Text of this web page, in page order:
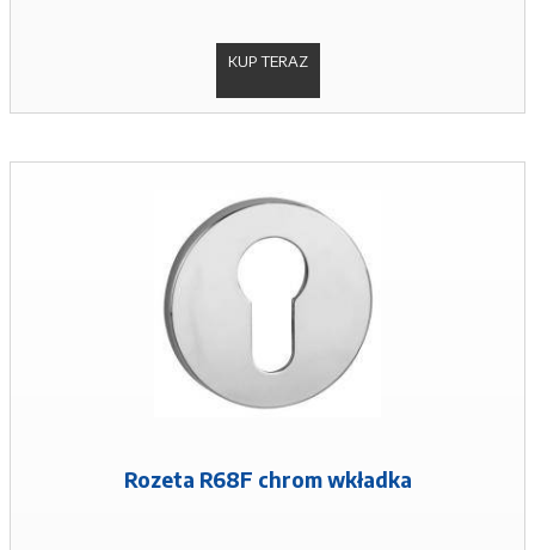
KUP TERAZ
Rozeta R68F chrom wkładka